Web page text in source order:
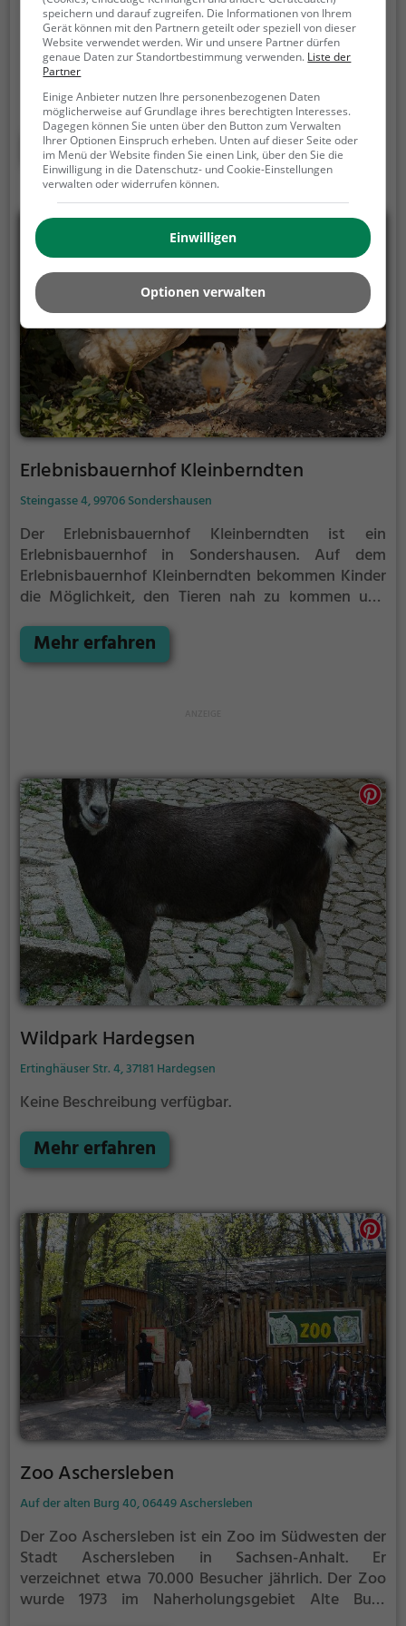
Reiterhof Biermann ist ein Anbieter für Ponyreiten in
Leinefelde-Worbis. Für die Kleinsten ist Ponyreiten
ein absolutes Highlight. Ganz hoch oben auf dem
Rücken der ruhigen Tiere können Kinder die Aussicht
genießen und bequem durch die Umgebung von
Leinefelde-Worbis reiten.
Mehr erfahren
Erlebnisbauernhof Kleinberndten
Steingasse 4, 99706 Sondershausen
Der Erlebnisbauernhof Kleinberndten ist ein
Erlebnisbauernhof in Sondershausen. Auf dem
Erlebnisbauernhof Kleinberndten bekommen Kinder
die Möglichkeit, den Tieren nah zu kommen und
und das Leben auf dem Bauernhof zu lernen.
Mehr erfahren
Wildpark Hardegsen
Ertinghäuser Str. 4, 37181 Hardegsen
Keine Beschreibung verfügbar.
Mehr erfahren
Zoo Aschersleben
Auf der alten Burg 40, 06449 Aschersleben
Der Zoo Aschersleben ist ein Zoo im Südwesten der
Stadt Aschersleben in Sachsen-Anhalt. Er
verzeichnet etwa 70.000 Besucher jährlich. Der Zoo
wurde 1973 im Naherholungsgebiet Alte Burg
speichern und darauf zugreifen. Die Informationen von Ihrem
Gerät können mit den Partnern geteilt oder speziell von dieser
Website verwendet werden. Wir und unsere Partner dürfen
genaue Daten zur Standortbestimmung verwenden. Liste der
Partner
Einige Anbieter nutzen Ihre personenbezogenen Daten
möglicherweise auf Grundlage ihres berechtigten Interesses.
Dagegen können Sie unten über den Button zum Verwalten
Ihrer Optionen Einspruch erheben. Unten auf dieser Seite oder
im Menü der Website finden Sie einen Link, über den Sie die
Einwilligung in die Datenschutz- und Cookie-Einstellungen
verwalten oder widerrufen können.
Einwilligen
Optionen verwalten